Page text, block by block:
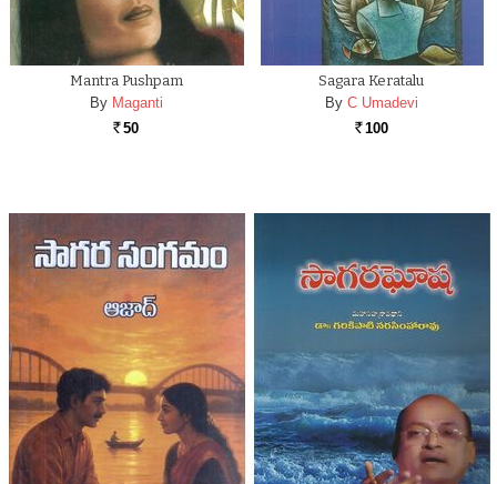
Mantra Pushpam
By Maganti
Rs. 50
Sagara Keratalu
By C Umadevi
Rs. 100